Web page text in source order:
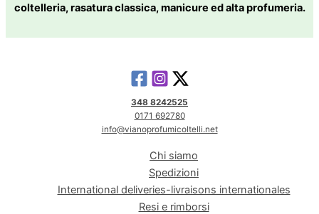
coltelleria, rasatura classica, manicure ed alta profumeria.
348 8242525
0171 692780
info@vianoprofumicoltelli.net
Chi siamo
Spedizioni
International deliveries-livraisons internationales
Resi e rimborsi